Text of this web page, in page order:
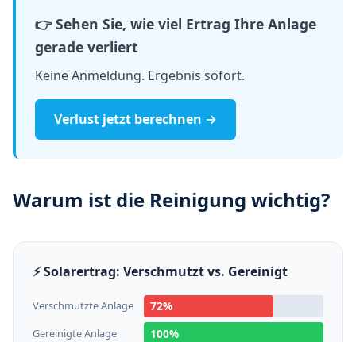
👉 Sehen Sie, wie viel Ertrag Ihre Anlage
gerade verliert
Keine Anmeldung. Ergebnis sofort.
Verlust jetzt berechnen →
Warum ist die Reinigung wichtig?
⚡ Solarertrag: Verschmutzt vs. Gereinigt
Verschmutzte Anlage 72%
Gereinigte Anlage 100%